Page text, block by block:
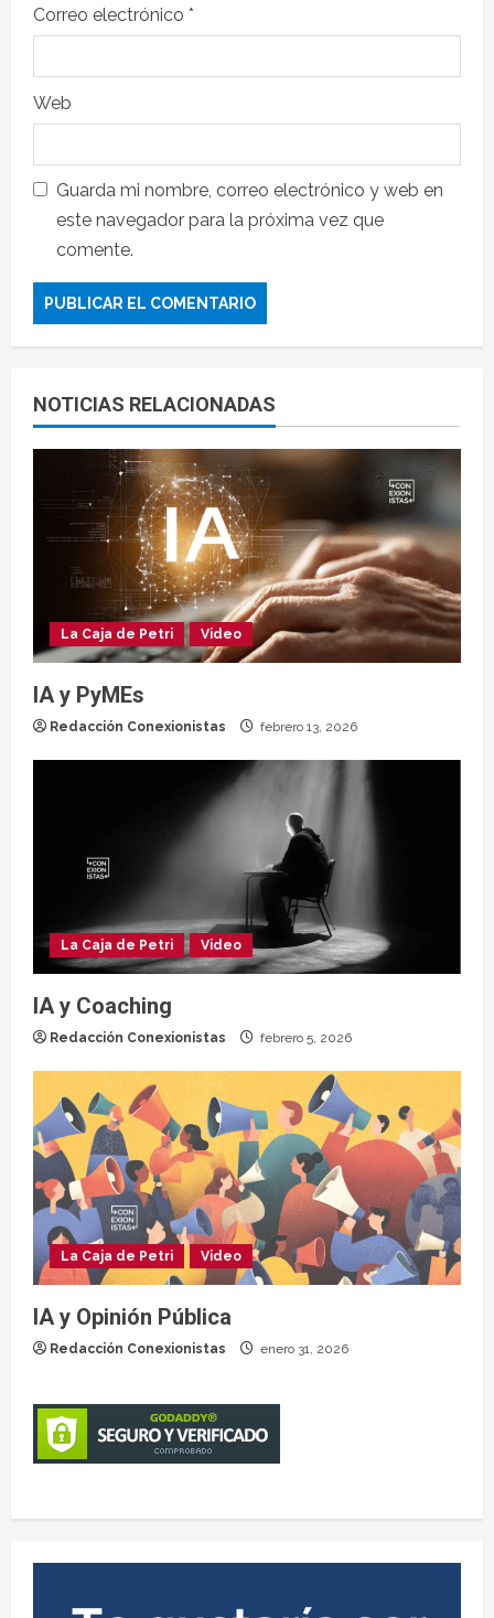
Correo electrónico *
Web
Guarda mi nombre, correo electrónico y web en
este navegador para la próxima vez que
comente.
NOTICIAS RELACIONADAS
La Caja de Petri Video
IA y PyMEs
Redacción Conexionistas febrero 13, 2026
La Caja de Petri Video
IA y Coaching
Redacción Conexionistas febrero 5, 2026
La Caja de Petri Video
IA y Opinión Pública
Redacción Conexionistas enero 31, 2026